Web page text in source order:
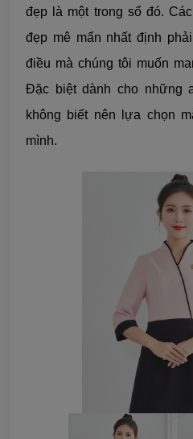
đẹp là một trong số đó.
đẹp mê mẩn nhất định
điều mà chúng tôi muốn
Đặc biệt dành cho những
không biết nên lựa chọn
mình.